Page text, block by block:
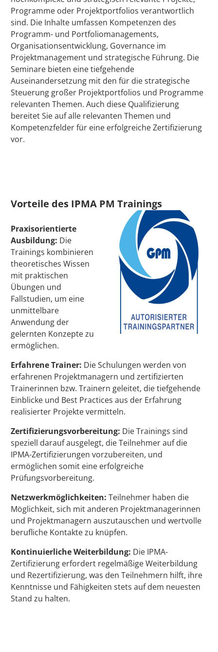
Programme oder Projektportfolios verantwortlich
sind. Die Inhalte umfassen Kompetenzen des
Programm- und Portfoliomanagements,
Organisationsentwicklung, Governance im
Projektmanagement und strategische Führung. Die
Seminare bieten eine tiefgehende
Auseinandersetzung mit den für die strategische
Steuerung großer Projektportfolios und Programme
relevanten Themen. Auch diese Qualifizierung
bereitet Sie auf alle relevanten Themen und
Kompetenzfelder für eine erfolgreiche Zertifizierung
vor.
Vorteile des IPMA PM Trainings
Praxisorientierte
Ausbildung: Die
Trainings kombinieren
theoretisches Wissen
mit praktischen
Übungen und
Fallstudien, um eine
unmittelbare
Anwendung der
gelernten Konzepte zu
ermöglichen.
Erfahrene Trainer: Die Schulungen werden von
erfahrenen Projektmanagern und zertifizierten
Trainerinnen bzw. Trainern geleitet, die tiefgehende
Einblicke und Best Practices aus der Erfahrung
realisierter Projekte vermitteln.
Zertifizierungsvorbereitung: Die Trainings sind
speziell darauf ausgelegt, die Teilnehmer auf die
IPMA-Zertifizierungen vorzubereiten, und
ermöglichen somit eine erfolgreiche
Prüfungsvorbereitung.
Netzwerkmöglichkeiten: Teilnehmer haben die
Möglichkeit, sich mit anderen Projektmanagerinnen
und Projektmanagern auszutauschen und wertvolle
berufliche Kontakte zu knüpfen.
Kontinuierliche Weiterbildung: Die IPMA-
Zertifizierung erfordert regelmäßige Weiterbildung
und Rezertifizierung, was den Teilnehmern hilft, ihre
Kenntnisse und Fähigkeiten stets auf dem neuesten
Stand zu halten.